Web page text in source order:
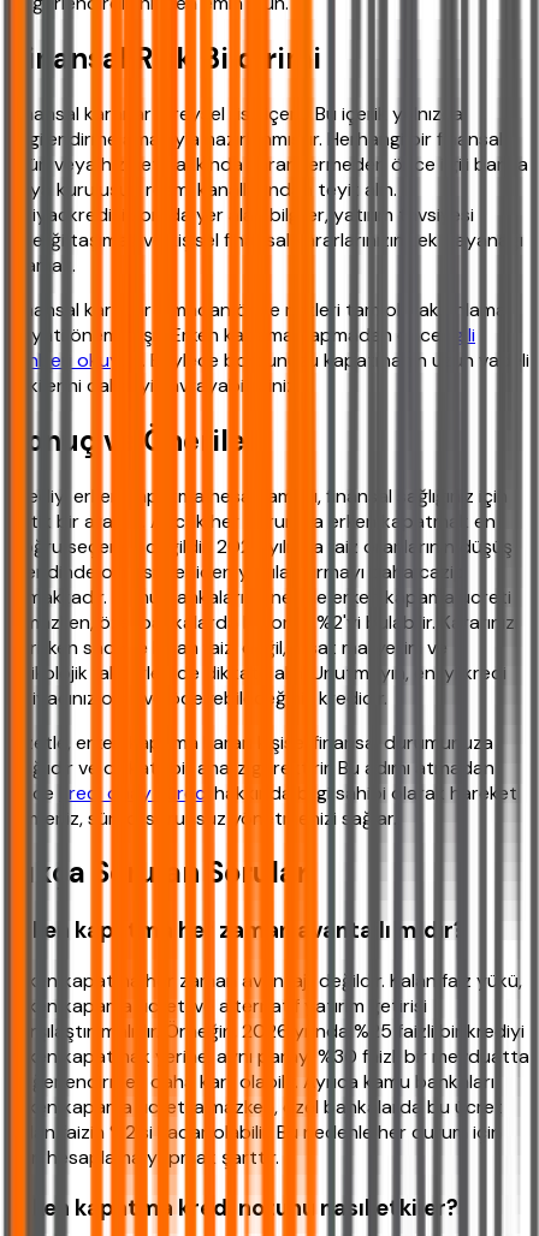
Finansal Risk Bildirimi
Finansal kararlar bireysel risk içerir. Bu içerik yalnızca
bilgilendirme amacıyla hazırlanmıştır. Herhangi bir finansal
ürün veya hizmet hakkında karar vermeden önce ilgili banka
veya kuruluşun resmi kanallarından teyit alın.
ihtiyackredisi.com'da yer alan bilgiler, yatırım tavsiyesi
niteliği taşımaz ve kişisel finansal kararlarınızın tek dayanağı
olamaz.
Finansal kararlar almadan önce riskleri tam olarak anlamak
hayati önem taşır. Erken kapama yapmadan önce
ilgili
rehberi okuyun . Böylece borcunuzu kapatmanın uzun vadeli
etkilerini daha iyi kavrayabilirsiniz.
Sonuç ve Öneriler
Krediyi erken kapatma hesaplaması, finansal sağlığınız için
kritik bir araçtır. Ancak her durumda erken kapatmak en
doğru seçenek değildir. 2026 yılında faiz oranlarının düşüş
trendinde olması, yeniden yapılandırmayı daha cazip
kılmaktadır. Kamu bankaları genellikle erken kapama ücreti
almazken, özel bankalarda bu oran %2'yi bulabilir. Kararınızı
verirken sadece kalan faizi değil, fırsat maliyetini ve
psikolojik faktörleri de dikkate alın. Unutmayın, en iyi kredi
ihtiyacınız olan ve ödeyebileceğiniz kredidir.
Özetle, erken kapama kararı kişisel finansal durumunuza
bağlıdır ve dikkatli bir analiz gerektirir. Bu adımı atmadan
önce
kredi onay süreci hakkında bilgi sahibi olarak hareket
etmeniz, süreci sorunsuz yönetmenizi sağlar.
Sıkça Sorulan Sorular
Erken kapatma her zaman avantajlı mıdır?
Erken kapatma her zaman avantajlı değildir. Kalan faiz yükü,
erken kapama ücreti ve alternatif yatırım getirisi
karşılaştırılmalıdır. Örneğin, 2026 yılında %25 faizli bir krediyi
erken kapatmak yerine, aynı parayı %30 faizli bir mevduatta
değerlendirmek daha karlı olabilir. Ayrıca kamu bankaları
erken kapama ücreti almazken, özel bankalarda bu ücret
kalan faizin %2'si kadar olabilir. Bu nedenle her durum için
ayrı hesaplama yapmak şarttır.
Erken kapatma kredi notunu nasıl etkiler?